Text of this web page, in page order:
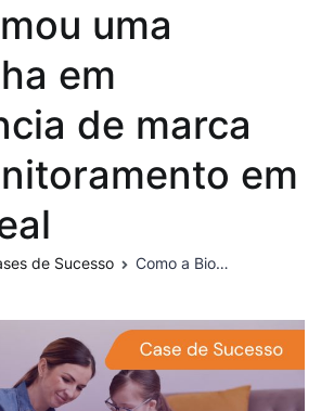
uma
em
de marca
em
de Sucesso Como a Bionatural transformou uma campanha em inteligência de marca com monitoramento em tempo real